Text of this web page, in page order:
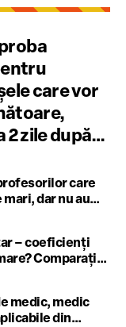
care vor
2 zile după
de la
care
dar nu au
ani am
nu poți
post
– coeficienți
Comparație
și
medic, medic
din